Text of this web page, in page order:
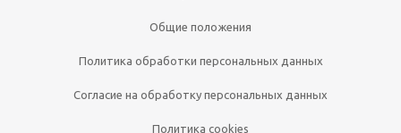
Общие положения
Политика обработки персональных данных
Согласие на обработку персональных данных
Политика cookies